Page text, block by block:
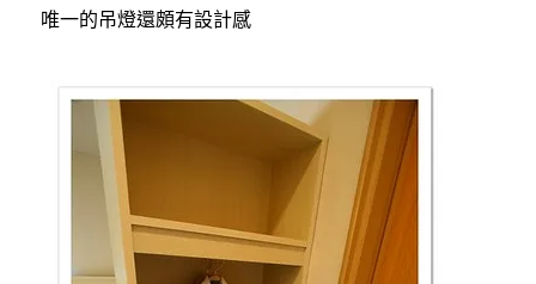
唯一的吊燈還頗有設計感